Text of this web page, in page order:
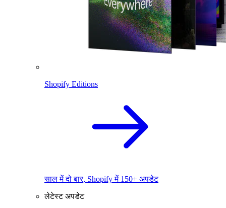
Shopify Editions
साल में दो बार, Shopify में 150+ अपडेट
लेटेस्ट अपडेट